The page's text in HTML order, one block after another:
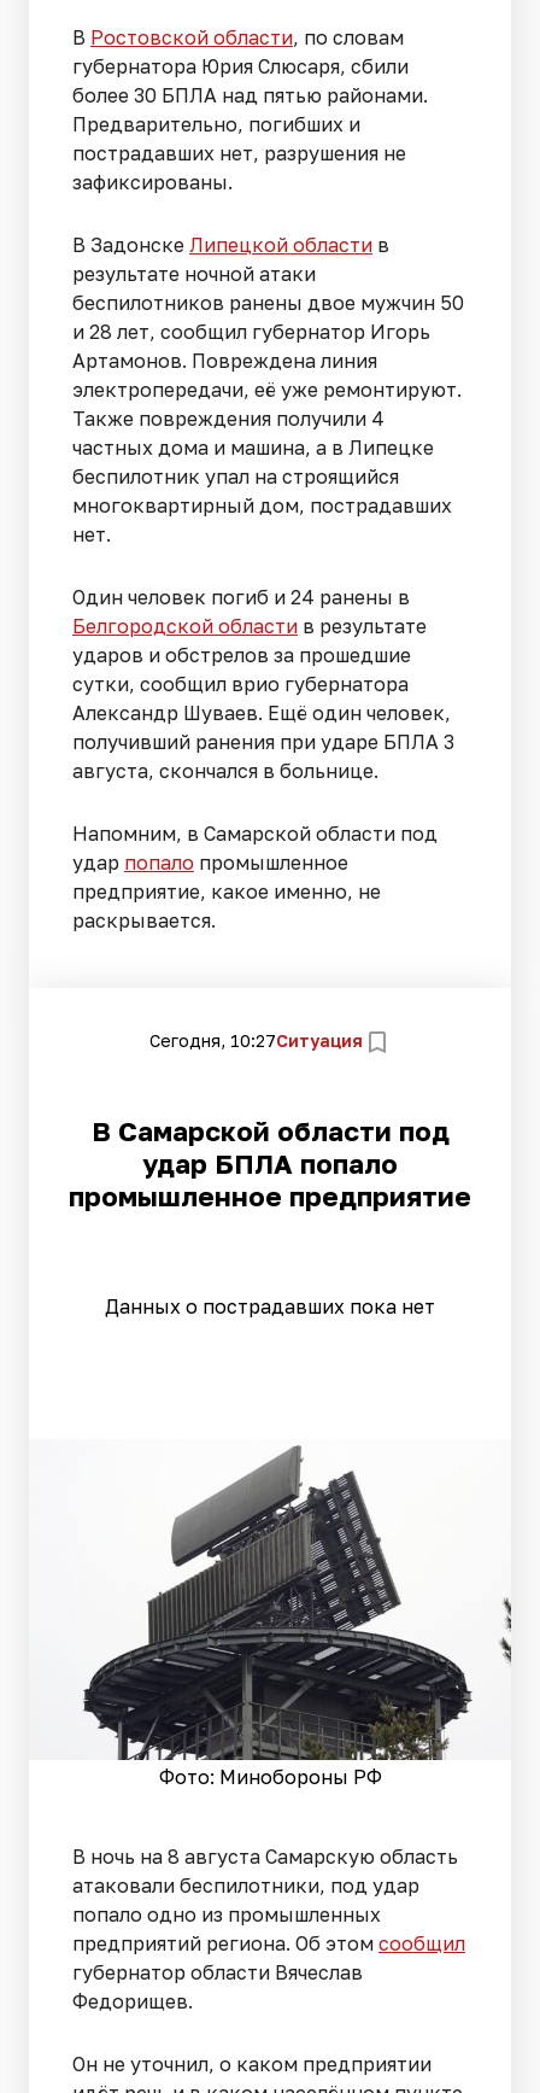
В Ростовской области, по словам
губернатора Юрия Слюсаря, сбили
более 30 БПЛА над пятью районами.
Предварительно, погибших и
пострадавших нет, разрушения не
зафиксированы.
В Задонске Липецкой области в
результате ночной атаки
беспилотников ранены двое мужчин 50
и 28 лет, сообщил губернатор Игорь
Артамонов. Повреждена линия
электропередачи, её уже ремонтируют.
Также повреждения получили 4
частных дома и машина, а в Липецке
беспилотник упал на строящийся
многоквартирный дом, пострадавших
нет.
Один человек погиб и 24 ранены в
Белгородской области в результате
ударов и обстрелов за прошедшие
сутки, сообщил врио губернатора
Александр Шуваев. Ещё один человек,
получивший ранения при ударе БПЛА 3
августа, скончался в больнице.
Напомним, в Самарской области под
удар попало промышленное
предприятие, какое именно, не
раскрывается.
Сегодня, 10:27Ситуация
В Самарской области под
удар БПЛА попало
промышленное предприятие
Данных о пострадавших пока нет
Фото: Минобороны РФ
В ночь на 8 августа Самарскую область
атаковали беспилотники, под удар
попало одно из промышленных
предприятий региона. Об этом сообщил
губернатор области Вячеслав
Федорищев.
Он не уточнил, о каком предприятии